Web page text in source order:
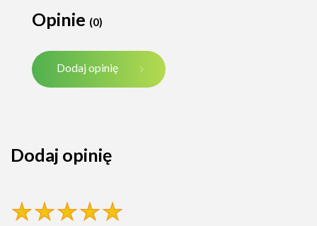
Opinie (0)
Dodaj opinię
Dodaj opinię